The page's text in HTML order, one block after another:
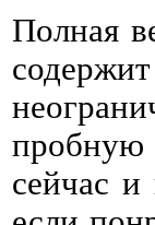
Полная
сейчас и